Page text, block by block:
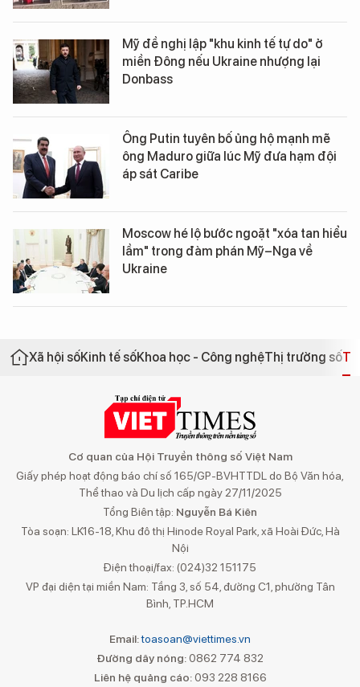
Mỹ đề nghị lập "khu kinh tế tự do" ở
miền Đông nếu Ukraine nhượng lại
Donbass
Ông Putin tuyên bố ủng hộ mạnh mẽ
ông Maduro giữa lúc Mỹ đưa hạm đội
áp sát Caribe
Moscow hé lộ bước ngoặt "xóa tan hiểu
lầm" trong đàm phán Mỹ–Nga về
Ukraine
Xã hội sốKinh tế sốKhoa học - Công nghệThị trường số
Cơ quan của Hội Truyền thông số Việt Nam
Giấy phép hoạt động báo chí số 165/GP-BVHTTDL do Bộ Văn hóa,
Thể thao và Du lịch cấp ngày 27/11/2025
Tổng Biên tập: Nguyễn Bá Kiên
Tòa soạn: LK16-18, Khu đô thị Hinode Royal Park, xã Hoài Đức, Hà
Nội
Điện thoại/fax: (024)32 151175
VP đại diện tại miền Nam: Tầng 3, số 54, đường C1, phường Tân
Bình, TP.HCM
Email:toasoan@viettimes.vn
Đường dây nóng: 0862 774 832
Liên hệ quảng cáo:093 228 8166